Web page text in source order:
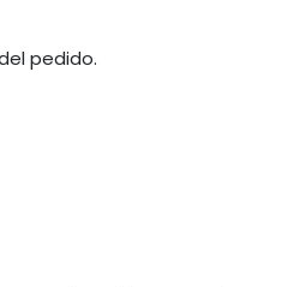
pedido.